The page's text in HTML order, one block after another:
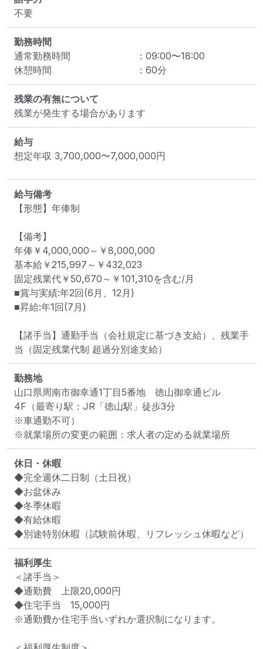
不要
勤務時間
通常勤務時間
： 09:00〜18:00
休憩時間
： 60分
残業の有無について
残業が発生する場合があります
給与
想定年収 3,700,000〜7,000,000円
給与備考
【形態】年俸制
【備考】
年俸￥4,000,000～￥8,000,000
基本給￥215,997～￥432,023
固定残業代￥50,670～￥101,310を含む/月
■賞与実績:年2回(6月、12月)
■昇給:年1回(7月)
【諸手当】通勤手当（会社規定に基づき支給）、残業手
当（固定残業代制 超過分別途支給）
勤務地
山口県周南市御幸通1丁目5番地　徳山御幸通ビル
4F （最寄り駅：JR「徳山駅」徒歩3分
※車通勤不可）
※就業場所の変更の範囲：求人者の定める就業場所
休日・休暇
◆完全週休二日制（土日祝）
◆お盆休み
◆冬季休暇
◆有給休暇
◆別途特別休暇（試験前休暇、リフレッシュ休暇など）
福利厚生
＜諸手当＞
◆通勤費　上限20,000円
◆住宅手当　15,000円
※通勤費か住宅手当いずれか選択制になります。